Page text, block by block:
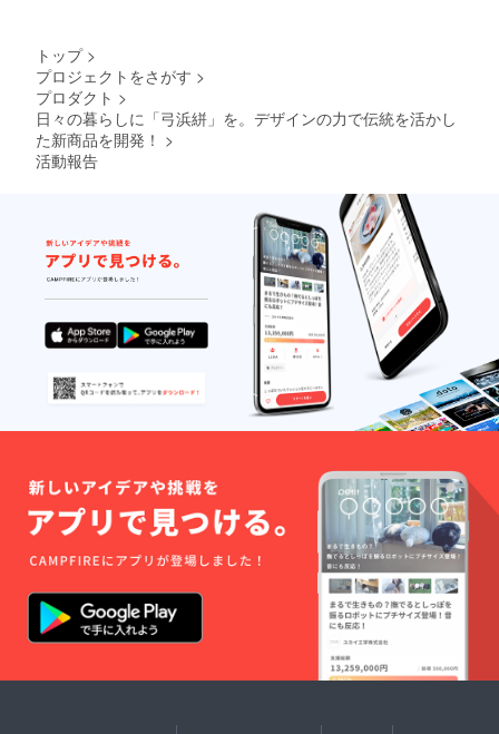
トップ >
プロジェクトをさがす >
プロダクト >
日々の暮らしに「弓浜絣」を。デザインの力で伝統を活かし
た新商品を開発！ >
活動報告